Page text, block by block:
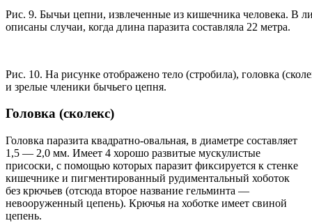
Рис. 9. Бычьи цепни, извлеченные из кишечника человека. В
описаны случаи, когда длина паразита составляла 22 метра.
Рис. 10. На рисунке отображено тело (стробила), головка
и зрелые членики бычьего цепня.
Головка (сколекс)
Головка паразита квадратно-овальная, в диаметре составляет
1,5 — 2,0 мм. Имеет 4 хорошо развитые мускулистые
присоски, с помощью которых паразит фиксируется к стенке
кишечнике и пигментированный рудиментальный хоботок
без крючьев (отсюда второе название гельминта —
невооруженный цепень). Крючья на хоботке имеет свиной
цепень.